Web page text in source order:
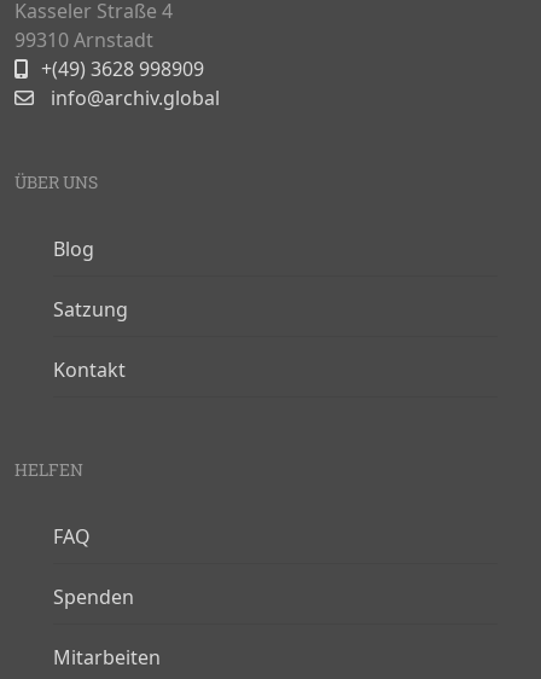
Kasseler Straße 4
99310 Arnstadt
+(49) 3628 998909
info@archiv.global
ÜBER UNS
Blog
Satzung
Kontakt
HELFEN
FAQ
Spenden
Mitarbeiten